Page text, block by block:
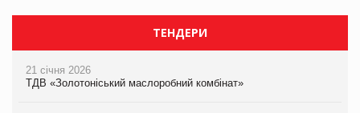
ТЕНДЕРИ
21 січня 2026
ТДВ «Золотоніський маслоробний комбінат»